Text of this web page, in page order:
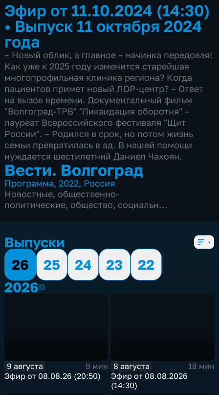
облбольницы №1
Эфир от 11.10.2024 (14:30)
• Выпуск 11 октября 2024
года
– Новый облик, а главное – начинка передовая!
Как уже к 2025 году изменится старейшая
многопрофильная клиника региона? Когда
пациентов примет новый ЛОР-центр? – Ответ
на вызов времени. Документальный фильм
"Волгоград-ТРВ" "Ликвидация оборотня" –
лауреат Всероссийского фестиваля "Щит
России". – Родился в срок, но потом жизнь
семьи превратилась в ад. В нашей помощи
нуждается шестилетний Даниел Чахоян.
Вести. Волгоград
Программа,2022, Россия
Новостные, общественно-
политические, общество, социально-
5 сезонов, 2356 выпусков
Выпуски
26
25 24 23
22
20262026
9 августа
9 мин
Эфир от 08.08.26 (20:50)
8 августа
18 мин
Эфир от 08.08.2026
(14:30)